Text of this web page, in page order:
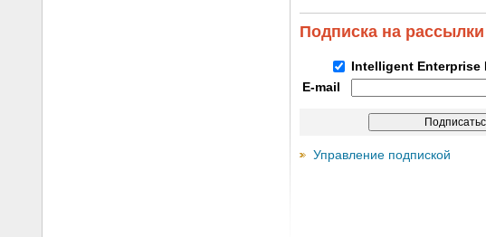
Подписка на рассылки
Intelligent Enterprise
E-mail
Управление подпиской